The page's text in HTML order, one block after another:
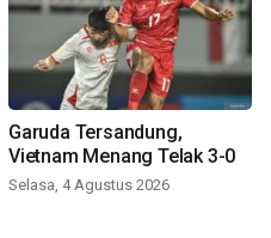
Garuda Tersandung,
Vietnam Menang Telak 3-0
Selasa, 4 Agustus 2026